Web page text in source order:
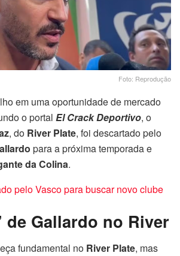
Foto: Reprodução
em uma oportunidade de mercado
o portal El Crack Deportivo, o
, do River Plate, foi descartado pelo
para a próxima temporada e
da Colina.
pelo Vasco para buscar novo clube
de Gallardo no River
fundamental no River Plate, mas